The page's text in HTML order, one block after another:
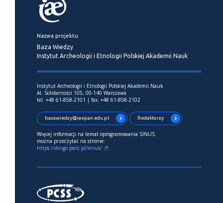
Nazwa projektu
Baza Wiedzy
Instytut Archeologii i Etnologii Polskiej Akademii Nauk
Instytut Archeologii i Etnologii Polskiej Akademii Nauk
Al. Solidarności 105, 00-140 Warszawa
tel. +48 61-858-2101 | fax. +48 61-858-2102
bazawiedzy@iaepan.edu.pl Redaktorzy
Więcej informacji na temat oprogramowania SINUS
można przeczytać na stronie:
https://dingo.psnc.pl/sinus/